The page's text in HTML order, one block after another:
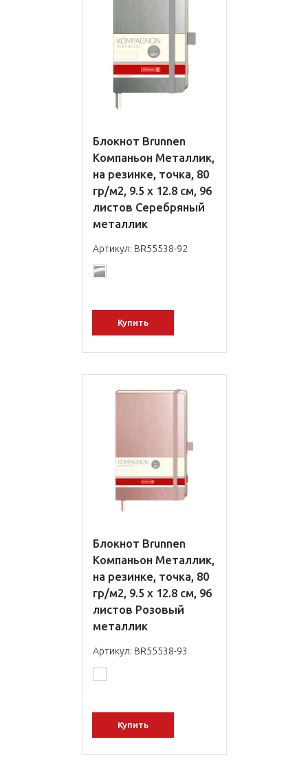
Блокнот Brunnen
Компаньон Металлик,
на резинке, точка, 80
гр/м2, 9.5 х 12.8 см, 96
листов Серебряный
металлик
Артикул: BR55538-92
Купить
Блокнот Brunnen
Компаньон Металлик,
на резинке, точка, 80
гр/м2, 9.5 х 12.8 см, 96
листов Розовый
металлик
Артикул: BR55538-93
Купить